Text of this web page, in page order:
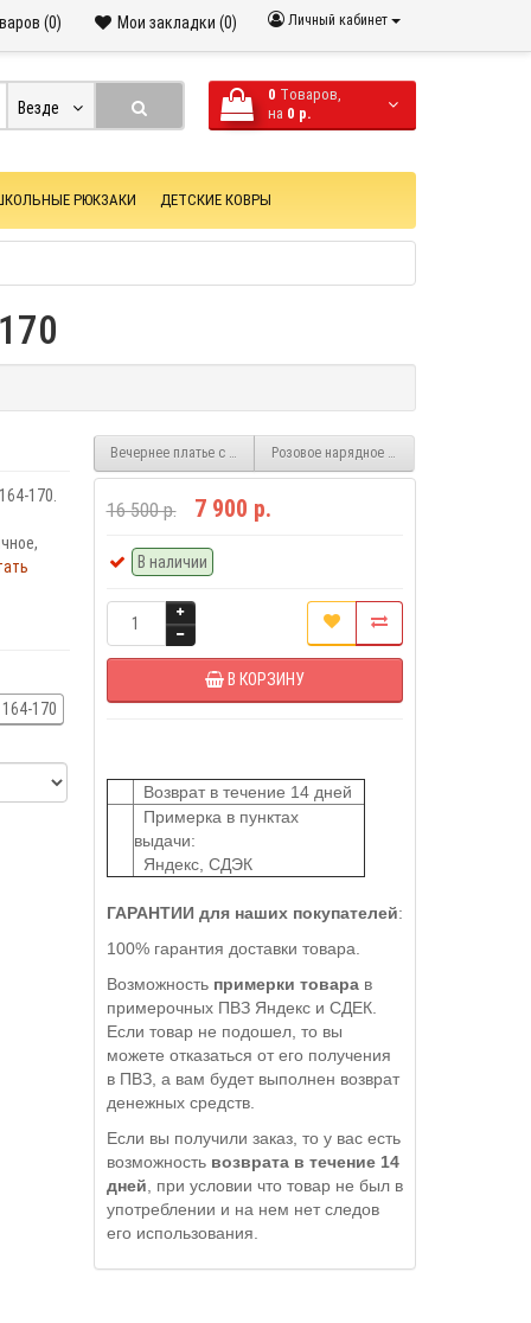
Личный кабинет
Мои закладки (0)
(0)
0 Tоваров,
на 0 р.
Везде
РЮКЗАКИ ДЕТСКИЕ КОВРЫ
170.
164-170
Вечернее платье с бантом для девочек NPL435
Розовое нарядное пышное платье для
16 500 р. 7 900 р.
В наличии
В КОРЗИНУ
Возврат в течение 14 дней
Примерка в пунктах
выдачи:
Яндекс, СДЭК
ГАРАНТИИ для наших покупателей:
100% гарантия доставки товара.
Возможность примерки товарав
примерочных ПВЗ Яндекс и СДЕК.
Если товар не подошел, то вы
можете отказаться от его получения
в ПВЗ, а вам будет выполнен возврат
денежных средств.
Если вы получили заказ, то у вас есть
возможность возврата в течение 14
дней , при условии что товар не был в
употреблении и на нем нет следов
его использования.